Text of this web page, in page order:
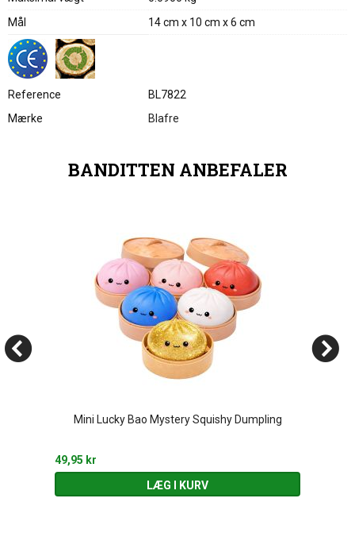
Mål
14 cm x 10 cm x 6 cm
Reference
BL7822
Mærke
Blafre
BANDITTEN ANBEFALER
Mini Lucky Bao Mystery Squishy Dumpling
49,95 kr
LÆG I KURV